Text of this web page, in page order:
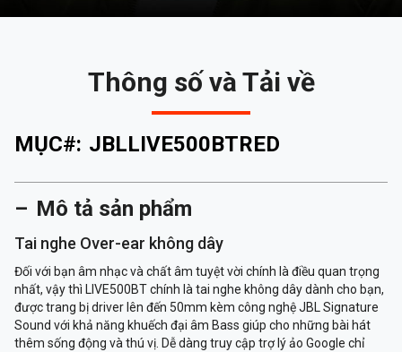
Thông số và Tải về
MỤC#: JBLLIVE500BTRED
Mô tả sản phẩm
Tai nghe Over-ear không dây
Đối với bạn âm nhạc và chất âm tuyệt vời chính là điều quan trọng
nhất, vậy thì LIVE500BT chính là tai nghe không dây dành cho bạn,
được trang bị driver lên đến 50mm kèm công nghệ JBL Signature
Sound với khả năng khuếch đại âm Bass giúp cho những bài hát
thêm sống động và thú vị. Dễ dàng truy cập trợ lý ảo Google chỉ